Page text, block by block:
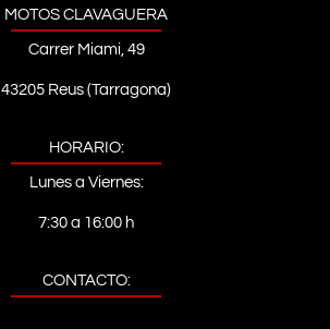
MOTOS CLAVAGUERA
Carrer Miami, 49
43205 Reus (Tarragona)
HORARIO:
Lunes a Viernes:
7:30 a 16:00 h
CONTACTO: